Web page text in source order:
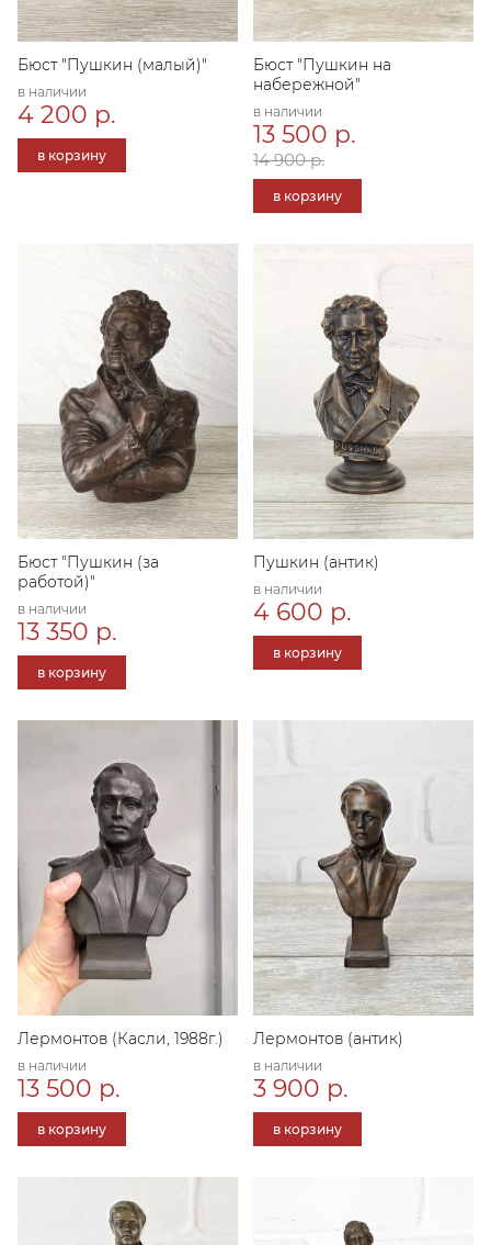
Бюст "Пушкин (малый)"
в наличии
4 200 р.
в корзину
Бюст "Пушкин на
набережной"
в наличии
13 500 р.
14 900 р.
в корзину
Бюст "Пушкин (за
работой)"
в наличии
13 350 р.
в корзину
Пушкин (антик)
в наличии
4 600 р.
в корзину
Лермонтов (Касли, 1988г.)
в наличии
13 500 р.
в корзину
Лермонтов (антик)
в наличии
3 900 р.
в корзину